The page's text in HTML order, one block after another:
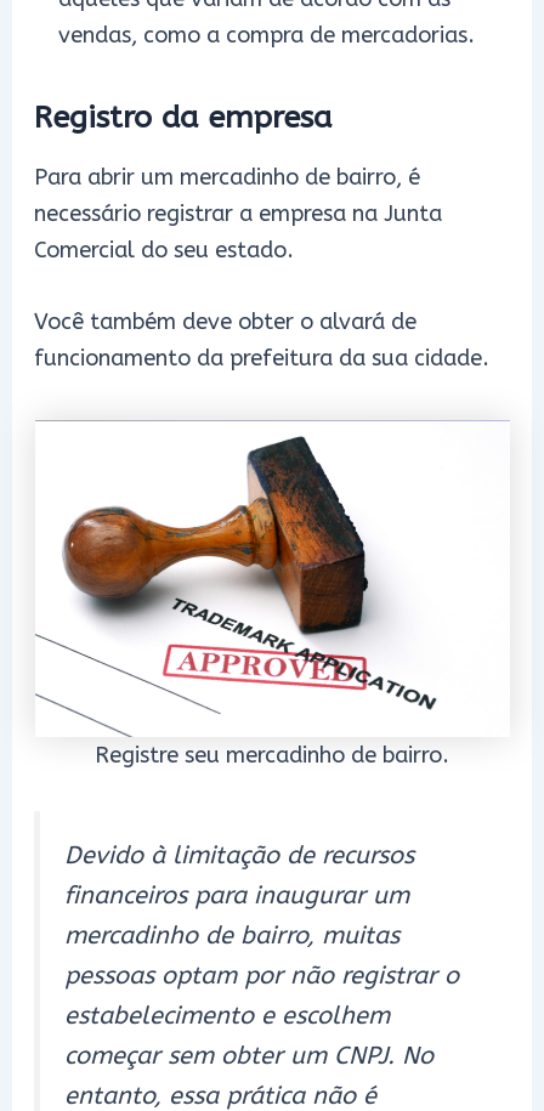
vendas, como a compra de mercadorias.
Registro da empresa
Para abrir um mercadinho de bairro, é
necessário registrar a empresa na Junta
Comercial do seu estado.
Você também deve obter o alvará de
funcionamento da prefeitura da sua cidade.
Registre seu mercadinho de bairro.
Devido à limitação de recursos
financeiros para inaugurar um
mercadinho de bairro, muitas
pessoas optam por não registrar o
estabelecimento e escolhem
começar sem obter um CNPJ. No
entanto, essa prática não é